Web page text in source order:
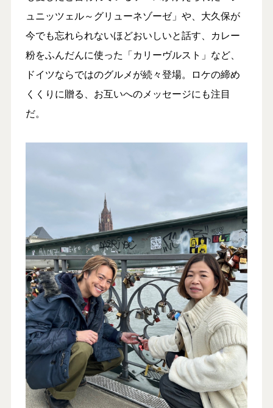
ュニッツェル～グリューネゾーゼ」や、大久保が
今でも忘れられないほどおいしいと話す、カレー
粉をふんだんに使った「カリーヴルスト」など、
ドイツならではのグルメが続々登場。ロケの締め
くくりに贈る、お互いへのメッセージにも注目
だ。